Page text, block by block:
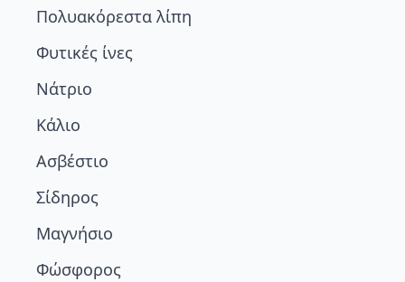
Πολυακόρεστα λίπη
Φυτικές ίνες
Νάτριο
Κάλιο
Ασβέστιο
Σίδηρος
Μαγνήσιο
Φώσφορος